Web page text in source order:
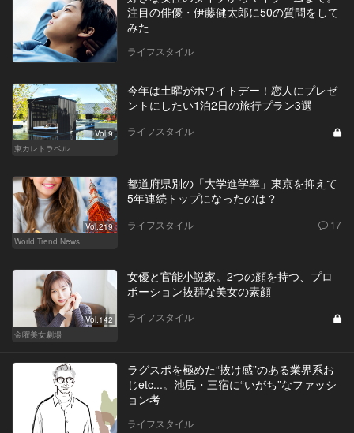
注目の俳優・伊藤健太郎に50の質問をして
みた
ライフスタイル
Vol.9
東カレトラベル
今年は土曜がホワイトデー！恋人にプレゼ
ントにしたい1泊2日の旅行プラン3選
ライフスタイル
Vol.219
World Trend News
都道府県別の「大学進学率」東京を抑えて
5年連続トップになったのは？
ライフスタイル 17
Vol.142
金曜美女劇場
女優と官能小説家。2つの顔を持つ、プロ
ポーション抜群な美女の素顔
ライフスタイル
ラグスポを極めた“抜け感”のある業界系お
じetc...。池尻・三宿に“いがち”なファッシ
ョン考
ライフスタイル